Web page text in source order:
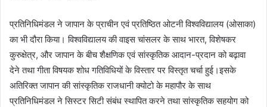
प्रतिनिधिमंडल ने जापान के प्राचीन एवं प्रतिष्ठित ओटनी विश्वविद्यालय (ओसाका)
का भी दौरा किया। विश्वविद्यालय की वाइस चांसलर के साथ भारत, विशेषकर
कुरुक्षेत्र, और जापान के बीच शैक्षणिक एवं सांस्कृतिक आदान-प्रदान को बढ़ावा
देने तथा गीता विषयक शोध गतिविधियों के विस्तार पर विस्तृत चर्चा हुई।इसके
अतिरिक्त जापान की सांस्कृतिक राजधानी क्योटो के महापौर के साथ
प्रतिनिधिमंडल ने सिस्टर सिटी संबंध स्थापित करने तथा सांस्कृतिक सहयोग को